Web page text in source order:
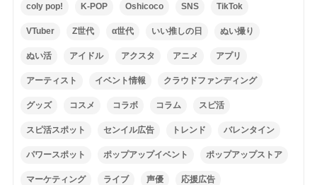
coly pop! K-POP Oshicoco SNS TikTok
VTuber Z世代 α世代 いい推しの日 ぬい撮り
ぬい活 アイドル アクスタ アニメ アプリ
アーティスト イベント情報 クラウドファンディング
グッズ コスメ コラボ コラム スピ活
スピ活スポット センイル広告 トレンド バレンタイン
パワースポット ポップアップイベント ポップアップストア
マーケティング ライブ 声優 応援広告